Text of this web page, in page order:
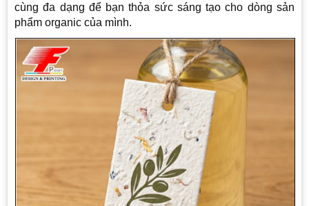
cùng đa dạng để bạn thỏa sức sáng tạo cho dòng sản
phẩm organic của mình.